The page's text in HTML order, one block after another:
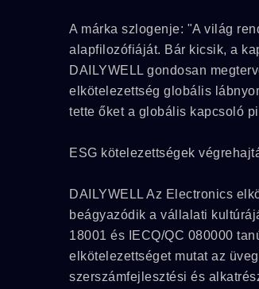
A márka szlogenje: "A világ
alapfilozófiáját. Bár kicsik, a
DAILYWELL gondosan
elkötelezettség globális
tette őket a globális kapcsoló
ESG kötelezettségek
DAILYWELL Az Electronics
beágyazódik a vállalati
18001 és IECQ/QC 080000
elkötelezettséget mutat az
szerszámfejlesztési és